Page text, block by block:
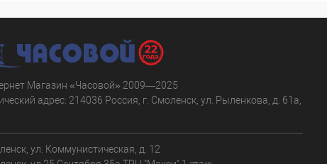
Купить в 1 клик
К сравнению
В избранное
Купить в 1 клик
Магазин «Часовой» 2009—2025
адрес: 214036 Россия, г. Смоленск, ул. Рыленкова, д. 61а,
ул. Коммунистическая, д. 12